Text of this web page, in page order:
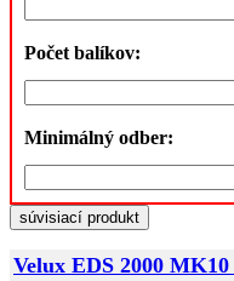
Počet balíkov:
Minimálný odber:
súvisiací produkt
Velux EDS 2000 MK10